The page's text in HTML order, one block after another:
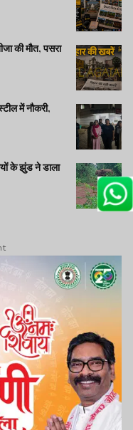
की मौत, पसरा
में नौकरी,
के झुंड ने डाला